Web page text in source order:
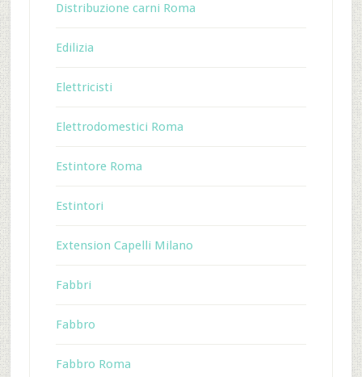
Distribuzione carni Roma
Edilizia
Elettricisti
Elettrodomestici Roma
Estintore Roma
Estintori
Extension Capelli Milano
Fabbri
Fabbro
Fabbro Roma